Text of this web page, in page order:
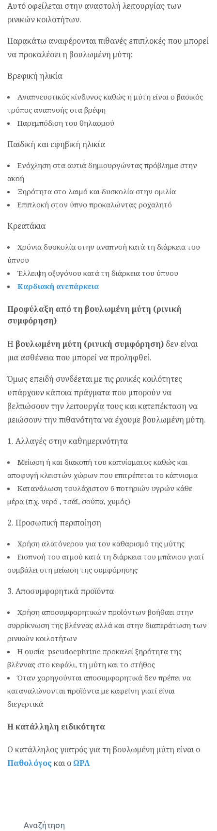
Αυτό οφείλεται στην αναστολή λειτουργίας των
ρινικών κοιλοτήτων.
Παρακάτω αναφέρονται πιθανές επιπλοκές που μπορεί
να προκαλέσει η βουλωμένη μύτη:
Βρεφική ηλικία
Αναπνευστικός κίνδυνος καθώς η μύτη είναι ο βασικός
τρόπος αναπνοής στα βρέφη
Παρεμπόδιση του θηλασμού
Παιδική και εφηβική ηλικία
Ενόχληση στα αυτιά δημιουργώντας πρόβλημα στην
ακοή
Ξηρότητα στο λαιμό και δυσκολία στην ομιλία
Επιπλοκή στον ύπνο προκαλώντας ροχαλητό
Κρεατάκια
Χρόνια δυσκολία στην αναπνοή κατά τη διάρκεια του
ύπνου
Έλλειψη οξυγόνου κατά τη διάρκεια του ύπνου
Καρδιακή ανεπάρκεια
Προφύλαξη από τη βουλωμένη μύτη (ρινική
συμφόρηση)
Η βουλωμένη μύτη (ρινική συμφόρηση) δεν είναι
μια ασθένεια που μπορεί να προληφθεί.
Όμως επειδή συνδέεται με τις ρινικές κοιλότητες
υπάρχουν κάποια πράγματα που μπορούν να
βελτιώσουν την λειτουργία τους και κατεπέκταση να
μειώσουν την πιθανότητα να έχουμε βουλωμένη μύτη.
1. Αλλαγές στην καθημερινότητα
Μείωση ή και διακοπή του καπνίσματος καθώς και
αποφυγή κλειστών χώρων που επιτρέπεται το κάπνισμα
Κατανάλωση τουλάχιστον 6 ποτηριών υγρών κάθε
μέρα (π.χ. νερό , τσάϊ, σούπα, χυμός)
2. Προσωπική περιποίηση
Χρήση αλατόνερου για τον καθαρισμό της μύτης
Εισπνοή του ατμού κατά τη διάρκεια του μπάνιου γιατί
συμβάλει στη μείωση της συμφόρησης
3. Αποσυμφορητικά προϊόντα
Χρήση αποσυμφορητικών προϊόντων βοήθαει στην
συρρίκνωση της βλέννας αλλά και στην διαπεράτωση των
ρινικών κοιλοτήτων
Η ουσία pseudoephrine προκαλεί ξηρότητα της
βλέννας στο κεφάλι, τη μύτη και το στήθος
Όταν χορηγούνται αποσυμφορητικά δεν πρέπει να
καταναλώνονται προϊόντα με καφεΐνη γιατί είναι
διεγερτικά
Η κατάλληλη ειδικότητα
Ο κατάλληλος γιατρός για τη βουλωμένη μύτη είναι ο
Παθολόγος και ο ΩΡΛ
Αναζήτηση